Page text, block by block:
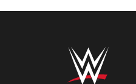
Match:
FULL MATCH: Hulk
Hogan vs. Brock